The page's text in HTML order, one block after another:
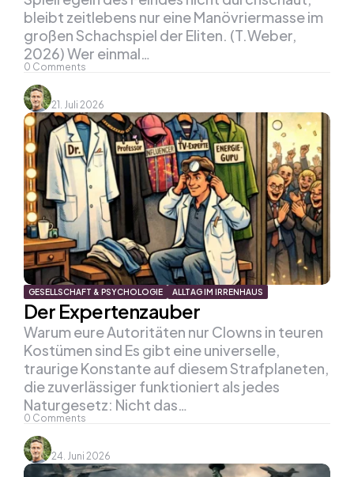
0 Comments
bleibt zeitlebens nur eine Manövriermasse im
großen Schachspiel der Eliten. (T.Weber,
2026) Wer einmal…
21. Juli 2026
GESELLSCHAFT & PSYCHOLOGIE ALLTAG IM IRRENHAUS
Der Expertenzauber
0 Comments
Warum eure Autoritäten nur Clowns in teuren
Kostümen sind Es gibt eine universelle,
traurige Konstante auf diesem Strafplaneten,
die zuverlässiger funktioniert als jedes
Naturgesetz: Nicht das…
24. Juni 2026